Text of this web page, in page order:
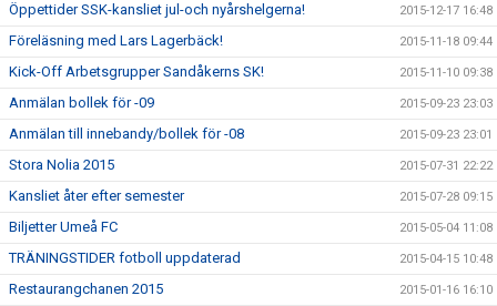
Öppettider SSK-kansliet jul-och nyårshelgerna! 2015-12-17 16:48
Föreläsning med Lars Lagerbäck! 2015-11-18 09:44
Kick-Off Arbetsgrupper Sandåkerns SK! 2015-11-10 09:38
Anmälan bollek för -09 2015-09-23 23:03
Anmälan till innebandy/bollek för -08 2015-09-23 23:01
Stora Nolia 2015 2015-07-31 22:22
Kansliet åter efter semester 2015-07-28 09:15
Biljetter Umeå FC 2015-05-04 11:08
TRÄNINGSTIDER fotboll uppdaterad 2015-04-15 10:48
Restaurangchanen 2015 2015-01-16 16:10